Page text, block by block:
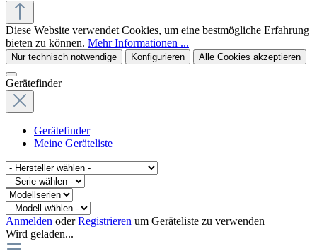
Diese Website verwendet Cookies, um eine bestmögliche Erfahrung
bieten zu können. Mehr Informationen ...
Nur technisch notwendige Konfigurieren Alle Cookies akzeptieren
Gerätefinder
Gerätefinder
Meine Geräteliste
Anmelden oderRegistrieren um Geräteliste zu verwenden
Wird geladen...